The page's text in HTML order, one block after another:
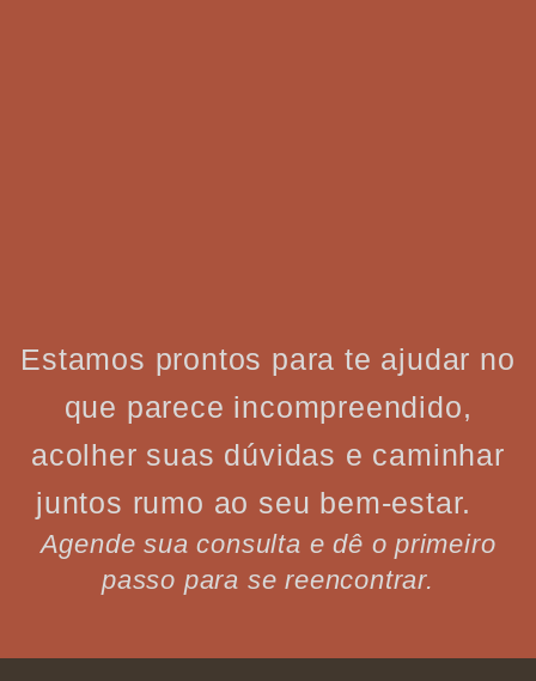
Estamos prontos para te ajudar no
que parece incompreendido,
acolher suas dúvidas e caminhar
juntos rumo ao seu bem-estar.
Agende sua consulta e dê o primeiro
passo para se reencontrar.